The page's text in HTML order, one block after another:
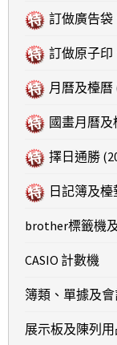
訂做廣告袋
訂做原子印
月曆及檯曆
國畫月曆及
擇日通勝
日記簿及檯
brother標籤機
CASIO 計數機
簿類、單據及
展示板及陳列用